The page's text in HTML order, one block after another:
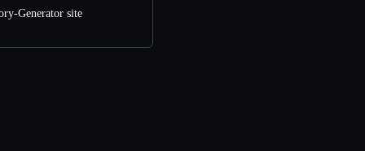
Generator site